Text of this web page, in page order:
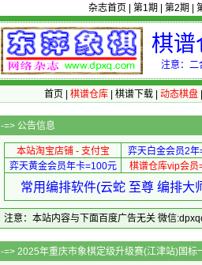
杂志首页 第1期 第2期
棋谱
注意：二
首页 棋谱仓库| 棋谱下载| 动态棋盘|
-=> 公告信息
本站淘宝店铺 - 支付宝 弈天白金会员2
弈天黄金会员年卡=100元
棋谱仓库vip会员
常用编排软件(云蛇 至尊 编排
注意：本站内容与下面百度广告无关 微信
-=> 2025年重庆市象棋定级升级赛(